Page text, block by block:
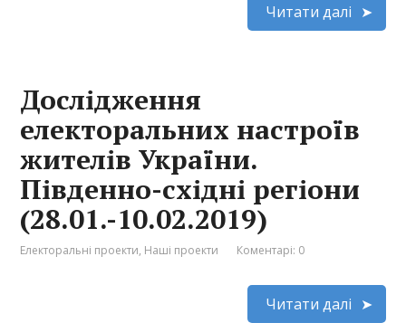
Читати далі
Дослідження
електоральних настроїв
жителів України.
Південно-східні регіони
(28.01.-10.02.2019)
Електоральні проекти, Наші проекти Коментарі: 0
Читати далі